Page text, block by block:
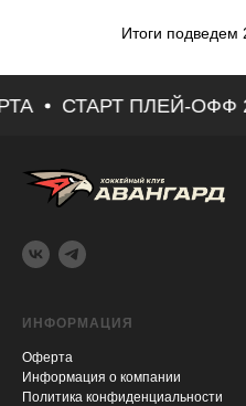
Итоги подведем
СТАРТ ПЛЕЙ-ОФФ
ИНФОРМАЦИЯ
Оферта
Информация о компании
Политика конфиденциальности